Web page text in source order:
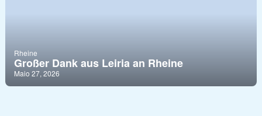
Rheine
Großer Dank aus Leiria an Rheine
Maio 27, 2026